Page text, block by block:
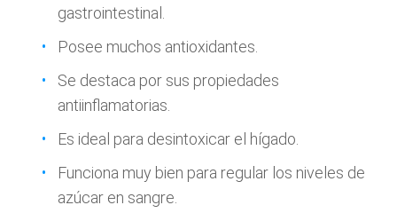
gastrointestinal.
Posee muchos antioxidantes.
Se destaca por sus propiedades
antiinflamatorias.
Es ideal para desintoxicar el hígado.
Funciona muy bien para regular los niveles de
azúcar en sangre.